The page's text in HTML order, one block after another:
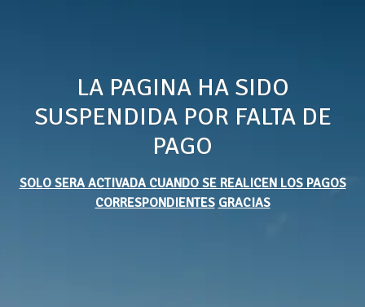
LA PAGINA HA SIDO
SUSPENDIDA POR FALTA DE
PAGO
SOLO SERA ACTIVADA CUANDO SE REALICEN LOS PAGOS
CORRESPONDIENTES GRACIAS